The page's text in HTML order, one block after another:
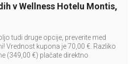
v Wellness Hotelu Montis,
tudi druge opcije, preverite med
Vrednost kupona je 70,00 €. Razliko
(349,00 €) plačate direktno